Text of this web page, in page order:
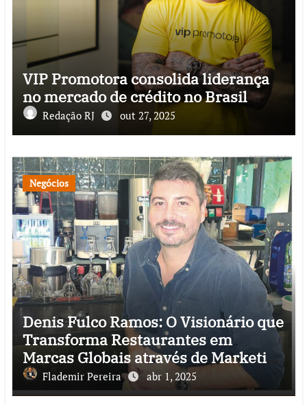
VIP Promotora consolida liderança
no mercado de crédito no Brasil
Redação RJ out 27, 2025
Negócios
Denis Fulco Ramos: O Visionário que
Transforma Restaurantes em
Marcas Globais através de Marketing
e Ciência
Flademir Pereira abr 1, 2025